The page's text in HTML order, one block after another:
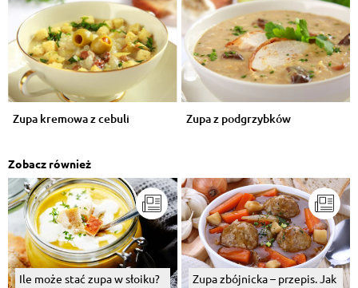
Zupa kremowa z cebuli Zupa z podgrzybków
Zobacz również
Ile może stać zupa w słoiku? Zupa zbójnicka – przepis. Jak